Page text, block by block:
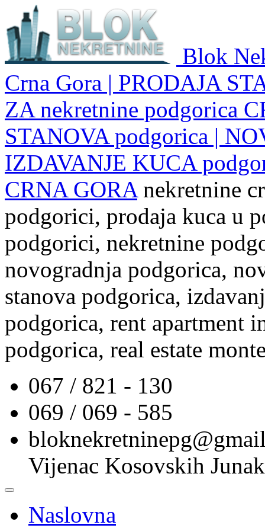
Blok
Crna Gora | PRODAJA
ZA nekretnine podgorica
STANOVA podgorica |
IZDAVANJE KUCA
CRNA GORA nekretnine
podgorici, prodaja kuca u
podgorici, nekretnine
novogradnja podgorica,
stanova podgorica,
podgorica, rent apartment
podgorica, real estate
067 / 821 - 130
069 / 069 - 585
Vijenac Kosovskih
Naslovna